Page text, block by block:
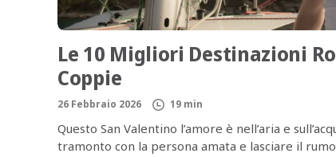
Le 10 Migliori Destinazioni
Coppie
26 Febbraio 2026 19 min
Questo San Valentino l’amore è nell’aria e
tramonto con la persona amata e lasciare il